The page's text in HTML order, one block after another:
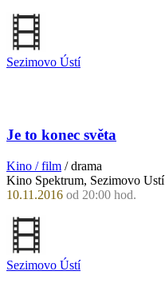
Sezimovo Ústí
Je to konec světa
Kino / film / drama
Kino Spektrum, Sezimovo Ustí
10.11.2016 od 20:00 hod.
Sezimovo Ústí